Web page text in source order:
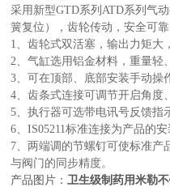
采用新型GTD系列ATD系列气
簧复位），齿轮传动，安全可靠
1、齿轮式双活塞，输出力矩大
2、气缸选用铝金材料，重量轻
3、可在顶部、底部安装手动操
4、齿条式连接可调节开启角度
5、执行器可选带电讯号反馈指
6、IS05211标准连接为产品的
7、两端调的节螺钉可使标准产
与阀门的同步精度。
产品图片： 卫生级制药用米勒